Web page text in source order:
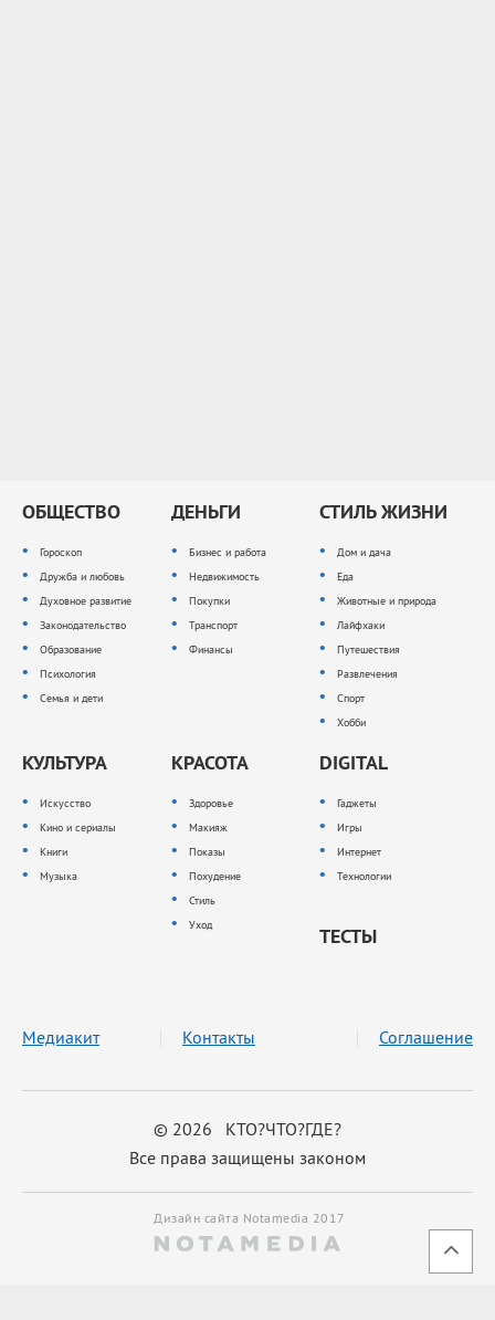
ОБЩЕСТВО
Гороскоп
Дружба и любовь
Духовное развитие
Законодательство
Образование
Психология
Семья и дети
ДЕНЬГИ
Бизнес и работа
Недвижимость
Покупки
Транспорт
Финансы
СТИЛЬ ЖИЗНИ
Дом и дача
Еда
Животные и природа
Лайфхаки
Путешествия
Развлечения
Спорт
Хобби
КУЛЬТУРА
Искусство
Кино и сериалы
Книги
Музыка
КРАСОТА
Здоровье
Макияж
Показы
Похудение
Стиль
Уход
DIGITAL
Гаджеты
Игры
Интернет
Технологии
ТЕСТЫ
© 2026 КТО?ЧТО?ГДЕ?
Все права защищены законом
Медиакит Контакты Соглашение
Дизайн сайта Notamedia 2017